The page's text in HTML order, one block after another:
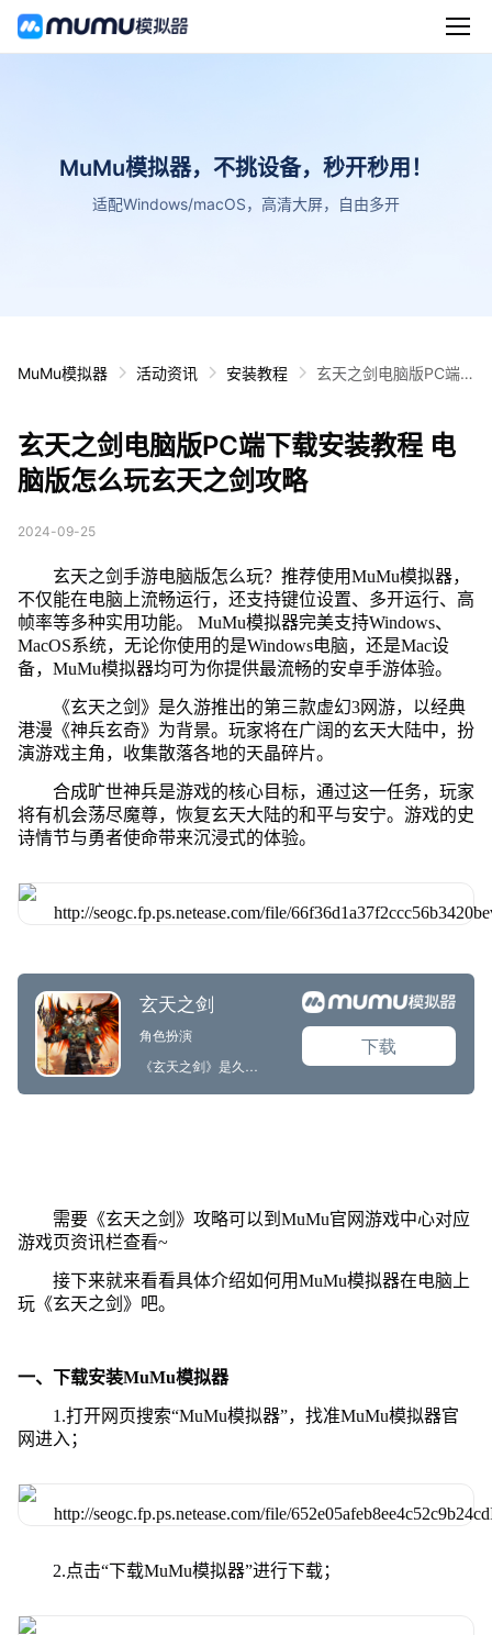
MuMu模拟器，不挑设备，秒开秒用！
适配Windows/macOS，高清大屏，自由多开
MuMu模拟器 活动资讯 安装教程
玄天之剑电脑版PC端
玄天之剑电脑版PC端下载安装教程 电
脑版怎么玩玄天之剑攻略
2024-09-25
玄天之剑手游电脑版怎么玩？推荐使用MuMu模拟器，
不仅能在电脑上流畅运行，还支持键位设置、多开运行、高
帧率等多种实用功能。 MuMu模拟器完美支持Windows、
MacOS系统，无论你使用的是Windows电脑，还是Mac设
备，MuMu模拟器均可为你提供最流畅的安卓手游体验。
《玄天之剑》是久游推出的第三款虚幻3网游，以经典
港漫《神兵玄奇》为背景。玩家将在广阔的玄天大陆中，扮
演游戏主角，收集散落各地的天晶碎片。
合成旷世神兵是游戏的核心目标，通过这一任务，玩家
将有机会荡尽魔尊，恢复玄天大陆的和平与安宁。游戏的史
诗情节与勇者使命带来沉浸式的体验。
需要《玄天之剑》攻略可以到MuMu官网游戏中心对应
游戏页资讯栏查看~
接下来就来看看具体介绍如何用MuMu模拟器在电脑上
玩《玄天之剑》吧。
一、下载安装MuMu模拟器
1.打开网页搜索“MuMu模拟器”，找准MuMu模拟器官
网进入；
2.点击“下载MuMu模拟器”进行下载；